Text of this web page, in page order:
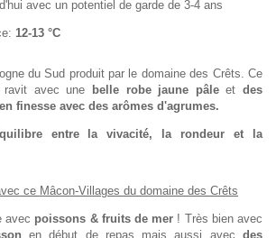
avec un potentiel de garde de 3-4 ans
12-13 °C
du Sud produit par le domaine des Crêts. Ce
ravit avec une belle robe jaune pâleetdes
finesse avec des arômes d'agrumes.
entre la vivacité, la rondeur et la
ce Mâcon-Villages du domaine des Crêts
avec poissons & fruits de mer ! Très bien avec
en début de repas mais aussi avecdes